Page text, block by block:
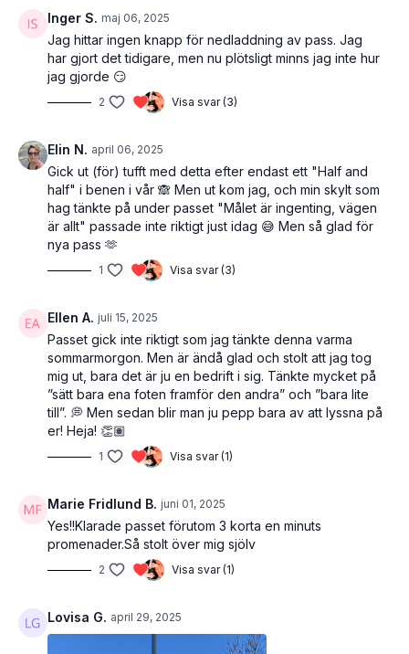
passet och köra offline (bra när du springer ifrån ditt wifi
hemma). Se till att du har "spela i bakgrunden" aktiverat så kan
du stänga ner skärmen och bara lyssna på passet.
Inger S. maj 06, 2025
Jag hittar ingen knapp för nedladdning av pass. Jag
har gjort det tidigare, men nu plötsligt minns jag inte hur
jag gjorde 😏
2 Visa svar (3)
Elin N. april 06, 2025
Gick ut (för) tufft med detta efter endast ett "Half and
half" i benen i vår 🙈 Men ut kom jag, och min skylt som
hag tänkte på under passet "Målet är ingenting, vägen
är allt" passade inte riktigt just idag 😅 Men så glad för
nya pass 🫶
1 Visa svar (3)
Ellen A. juli 15, 2025
Passet gick inte riktigt som jag tänkte denna varma
sommarmorgon. Men är ändå glad och stolt att jag tog
mig ut, bara det är ju en bedrift i sig. Tänkte mycket på
”sätt bara ena foten framför den andra” och ”bara lite
till”. 💭 Men sedan blir man ju pepp bara av att lyssna på
er! Heja! 👏🏽
1 Visa svar (1)
Marie Fridlund B. juni 01, 2025
Yes!!Klarade passet förutom 3 korta en minuts
promenader.Så stolt över mig sjölv
2 Visa svar (1)
Lovisa G. april 29, 2025